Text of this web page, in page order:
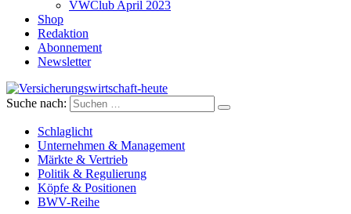
VWClub April 2023
Shop
Redaktion
Abonnement
Newsletter
Versicherungswirtschaft-heute
Suche nach:
Schlaglicht
Unternehmen & Management
Märkte & Vertrieb
Politik & Regulierung
Köpfe & Positionen
BWV-Reihe